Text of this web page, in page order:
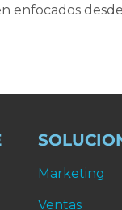
Marketing
Ventas